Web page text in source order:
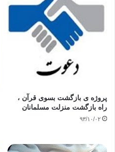
انسان نمی‌افزاید. زیستن زیر
قطب(ره)، فضل بزرگی است که
مگر آنکه خود، خواهانش باشد. و
کاک احمد مفتی زاده(ره)، قرآن
کس به اندازه نزدیک و دور
آنچه گفته شد چشیدنی است نه
پروژه ی بازگشت بسوی قرآن ،
راه بازگشت منزلت مسلمانان
۹۳/۱۰/۰۲